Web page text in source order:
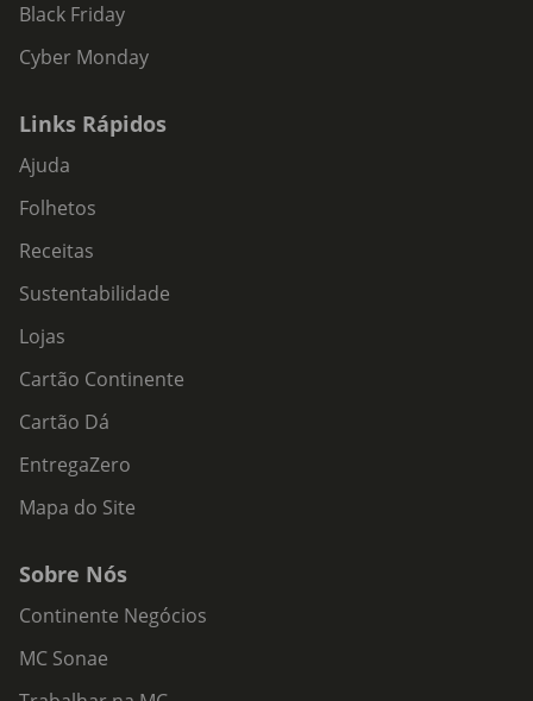
Black Friday
Cyber Monday
Links Rápidos
Ajuda
Folhetos
Receitas
Sustentabilidade
Lojas
Cartão Continente
Cartão Dá
EntregaZero
Mapa do Site
Sobre Nós
Continente Negócios
MC Sonae